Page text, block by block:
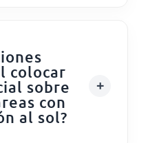
colocar
sobre
con
al sol?